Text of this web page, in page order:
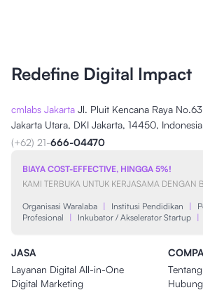
Redefine Digital Impact
cmlabs Jakarta Jl. Pluit Kencana Raya
Jakarta Utara, DKI Jakarta, 14450, Indonesia
(+62) 21-666-04470
BIAYA COST-EFFECTIVE, HINGGA 5%!
KAMI TERBUKA UNTUK KERJASAMA DENGAN
Organisasi Waralaba | Institusi Pendidikan |
Profesional
| Inkubator / Akselerator Startup |
JASA
Layanan Digital All-in-One
Digital Marketing